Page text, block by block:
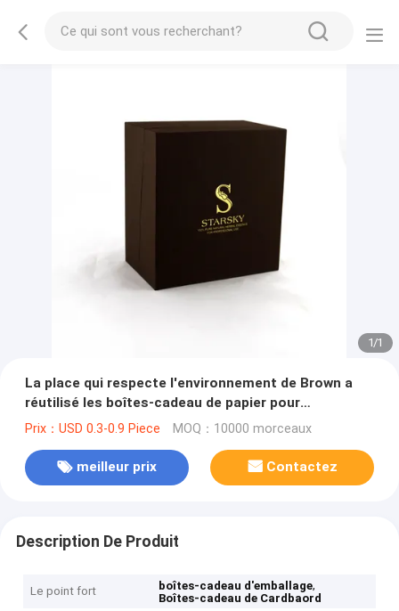
1/1
La place qui respecte l'environnement de Brown a
réutilisé les boîtes-cadeau de papier pour
l'emballage des chaussures
Prix：USD 0.3-0.9 Piece MOQ：10000 morceaux
meilleur prix Contactez
Description De Produit
Le point fort boîtes-cadeau d'emballage,
Boîtes-cadeau de Cardbaord